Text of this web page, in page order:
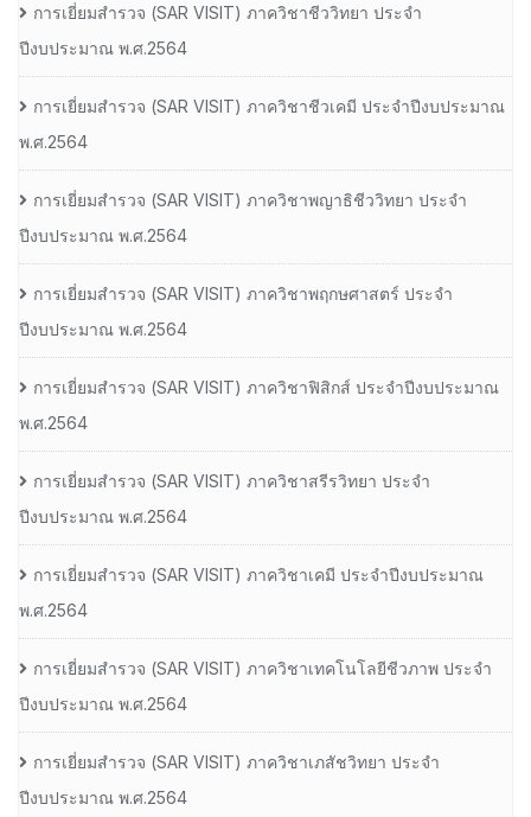
การเยี่ยมสํารวจ (SAR VISIT) ภาควิชาชีววิทยา ประจํา
ปีงบประมาณ พ.ศ.2564
การเยี่ยมสํารวจ (SAR VISIT) ภาควิชาชีวเคมี ประจําปีงบประมาณ
พ.ศ.2564
การเยี่ยมสํารวจ (SAR VISIT) ภาควิชาพญาธิชีววิทยา ประจํา
ปีงบประมาณ พ.ศ.2564
การเยี่ยมสํารวจ (SAR VISIT) ภาควิชาพฤกษศาสตร์ ประจํา
ปีงบประมาณ พ.ศ.2564
การเยี่ยมสํารวจ (SAR VISIT) ภาควิชาฟิสิกส์ ประจําปีงบประมาณ
พ.ศ.2564
การเยี่ยมสํารวจ (SAR VISIT) ภาควิชาสรีรวิทยา ประจํา
ปีงบประมาณ พ.ศ.2564
การเยี่ยมสํารวจ (SAR VISIT) ภาควิชาเคมี ประจําปีงบประมาณ
พ.ศ.2564
การเยี่ยมสํารวจ (SAR VISIT) ภาควิชาเทคโนโลยีชีวภาพ ประจํา
ปีงบประมาณ พ.ศ.2564
การเยี่ยมสํารวจ (SAR VISIT) ภาควิชาเภสัชวิทยา ประจํา
ปีงบประมาณ พ.ศ.2564